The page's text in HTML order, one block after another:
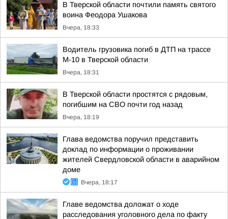
В Тверской области почтили память святого
воина Феодора Ушакова
Вчера, 18:33
Водитель грузовика погиб в ДТП на трассе
М-10 в Тверской области
Вчера, 18:31
В Тверской области простятся с рядовым,
погибшим на СВО почти год назад
Вчера, 18:19
Глава ведомства поручил представить
доклад по информации о проживании
жителей Свердловской области в аварийном
доме
Вчера, 18:17
Главе ведомства доложат о ходе
расследования уголовного дела по факту